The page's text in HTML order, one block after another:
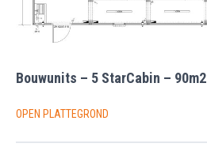
Bouwunits – 5 StarCabin – 90m2
OPEN PLATTEGROND